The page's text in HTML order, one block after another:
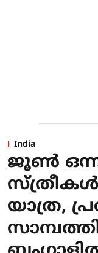
India
ജൂണ്‍
യാത്ര,